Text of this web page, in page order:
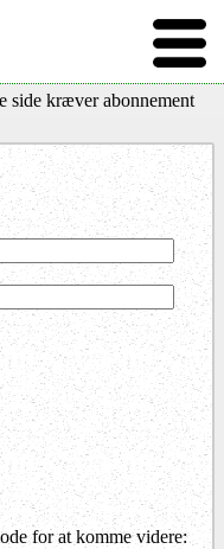
side kræver abonnement
for at komme videre: